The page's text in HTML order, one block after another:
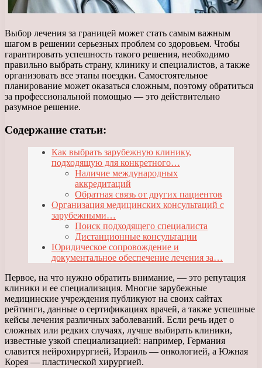
Выбор лечения за границей может стать самым важным
шагом в решении серьезных проблем со здоровьем. Чтобы
гарантировать успешность такого решения, необходимо
правильно выбрать страну, клинику и специалистов, а также
организовать все этапы поездки. Самостоятельное
планирование может оказаться сложным, поэтому обратиться
за профессиональной помощью — это действительно
разумное решение.
Содержание статьи:
Как выбрать зарубежную клинику,
подходящую для конкретного…
Наличие международных
аккредитаций
Обратная связь от других пациентов
Организация медицинских консультаций с
зарубежными…
Поиск подходящего специалиста
Дистанционные консультации
Юридическое сопровождение и
документальное обеспечение лечения за…
Первое, на что нужно обратить внимание, — это репутация
клиники и ее специализация. Многие зарубежные
медицинские учреждения публикуют на своих сайтах
рейтинги, данные о сертификациях врачей, а также успешные
кейсы лечения различных заболеваний. Если речь идет о
сложных или редких случаях, лучше выбирать клиники,
известные узкой специализацией: например, Германия
славится нейрохирургией, Израиль — онкологией, а Южная
Корея — пластической хирургией.